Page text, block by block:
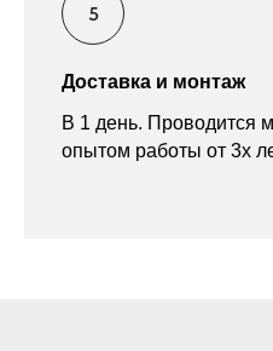
Доставка и монтаж
В 1 день. Проводится
опытом работы от 3х